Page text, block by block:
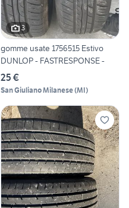
3
gomme usate 1756515 Estivo
DUNLOP - FASTRESPONSE -
25 €
San Giuliano Milanese(MI)